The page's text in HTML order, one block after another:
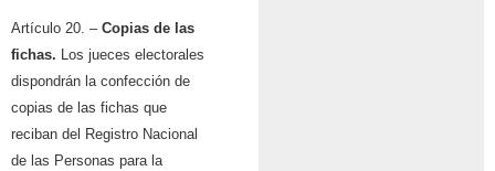
Artículo 20. – Copias de las
fichas. Los jueces electorales
dispondrán la confección de
copias de las fichas que
reciban del Registro Nacional
de las Personas para la